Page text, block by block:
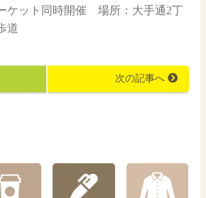
ット同時開催 場所：大手通2丁
道
次の記事へ